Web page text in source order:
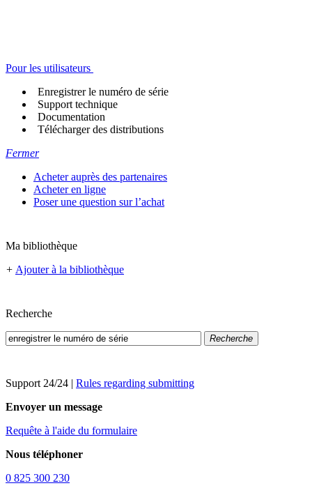
Pour les utilisateurs
Enregistrer le numéro de série
Support technique
Documentation
Télécharger des distributions
Fermer
Acheter auprès des partenaires
Acheter en ligne
Poser une question sur l’achat
Ma bibliothèque
+ Ajouter à la bibliothèque
Recherche
Recherche
Support 24/24 | Rules regarding submitting
Envoyer un message
Requête à l'aide du formulaire
Nous téléphoner
0 825 300 230